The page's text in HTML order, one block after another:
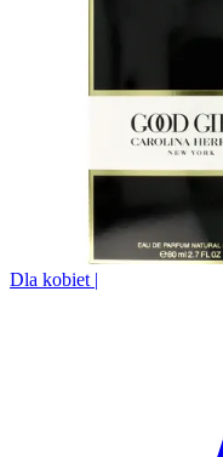
Dla kobiet |